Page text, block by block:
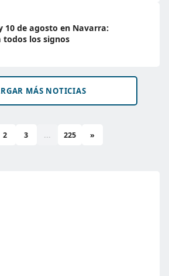
10 de agosto en Navarra:
todos los signos
MÁS NOTICIAS
2 3 ... 225 »